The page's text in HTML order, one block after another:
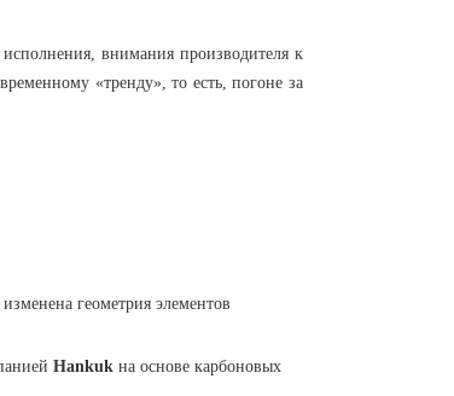
внимания производителя к
«тренду», то есть, погоне за
геометрия элементов
Hankuk на основе карбоновых